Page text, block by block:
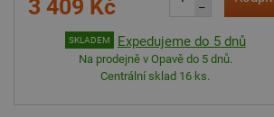
3 409 Kč
–
SKLADEM Expedujeme do 5 dnů
Na prodejně v Opavě do 5 dnů.
Centrální sklad 16 ks.